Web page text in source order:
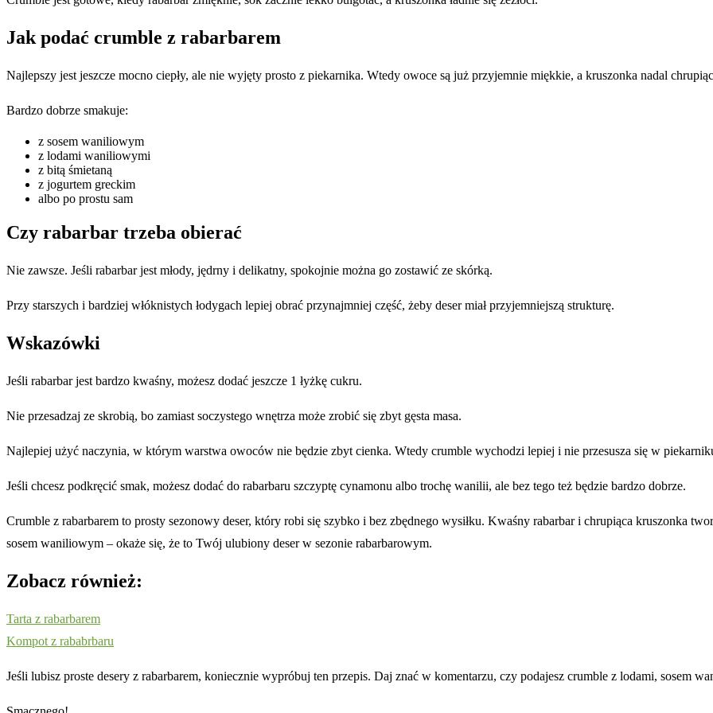
Jak podać crumble z rabarbarem
Najlepszy jest jeszcze mocno ciepły, ale nie wyjęty prosto z piekarnika. Wtedy owoce są już przyjemnie miękkie, a kruszonka nadal
Bardzo dobrze smakuje:
z sosem waniliowym
z lodami waniliowymi
z bitą śmietaną
z jogurtem greckim
albo po prostu sam
Czy rabarbar trzeba obierać
Nie zawsze. Jeśli rabarbar jest młody, jędrny i delikatny, spokojnie można go zostawić ze skórką.
Przy starszych i bardziej włóknistych łodygach lepiej obrać przynajmniej część, żeby deser miał przyjemniejszą strukturę.
Wskazówki
Jeśli rabarbar jest bardzo kwaśny, możesz dodać jeszcze 1 łyżkę cukru.
Nie przesadzaj ze skrobią, bo zamiast soczystego wnętrza może zrobić się zbyt gęsta masa.
Najlepiej użyć naczynia, w którym warstwa owoców nie będzie zbyt cienka. Wtedy crumble wychodzi lepiej i nie przesusza się w
Jeśli chcesz podkręcić smak, możesz dodać do rabarbaru szczyptę cynamonu albo trochę wanilii, ale bez tego też będzie bardzo dobrze.
Crumble z rabarbarem to prosty sezonowy deser, który robi się szybko i bez zbędnego wysiłku. Kwaśny rabarbar i chrupiąca kruszonka
sosem waniliowym – okaże się, że to Twój ulubiony deser w sezonie rabarbarowym.
Zobacz również:
Tarta z rabarbarem
Kompot z rababrbaru
Jeśli lubisz proste desery z rabarbarem, koniecznie wypróbuj ten przepis. Daj znać w komentarzu, czy podajesz crumble z lodami, sosem